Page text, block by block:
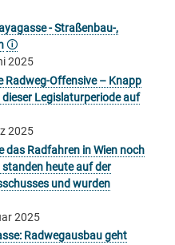
- Straßenbau-,
🛈
2025
Radweg-Offensive – Knapp
Legislaturperiode auf
2025
das Radfahren in Wien noch
heute auf der
und wurden
2025
Radwegausbau geht